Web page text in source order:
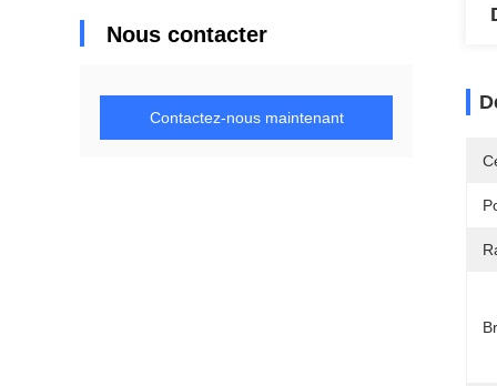
Nous contacter
Contactez-nous maintenant